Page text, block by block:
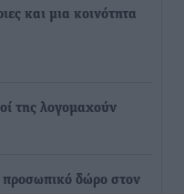
και μια κοινότητα
της λογομαχούν
δώρο στον